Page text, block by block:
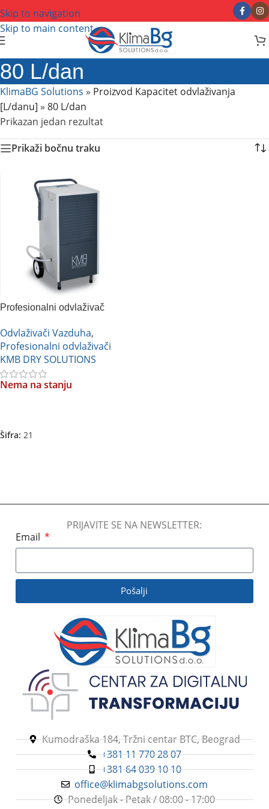
Skip to navigation
Skip to main content
80 L/dan
KlimaBG Solutions » Proizvod Kapacitet odvlaživanja
[L/danu] » 80 L/dan
Prikazan jedan rezultat
Prikaži bočnu traku
Profesionalni odvlaživač
Odvlaživači Vazduha,
Profesionalni odvlaživači
KMB DRY SOLUTIONS
Nema na stanju
Šifra: 21
PRIJAVITE SE NA NEWSLETTER:
Email
Pošalji
Kumodraška 184, Tržni centar BTC, Beograd
+381 11 770 28 07
+381 64 039 10 10
office@klimabgsolutions.com
Ponedeljak - Petak / 08:00 - 17:00